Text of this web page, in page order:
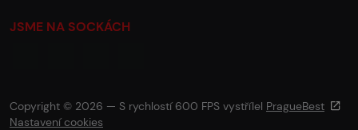
JSME NA SOCKÁCH
Copyright © 2026 — S rychlostí 600 FPS vystřílel PragueBest
Nastavení cookies